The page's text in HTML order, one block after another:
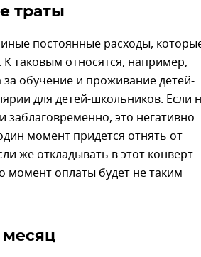
траты
постоянные расходы,
таковым относятся, например,
обучение и проживание детей-
для детей-школьников. Если
заблаговременно, это негативно
момент придется отнять от
же откладывать в этот конверт
оплаты будет не таким